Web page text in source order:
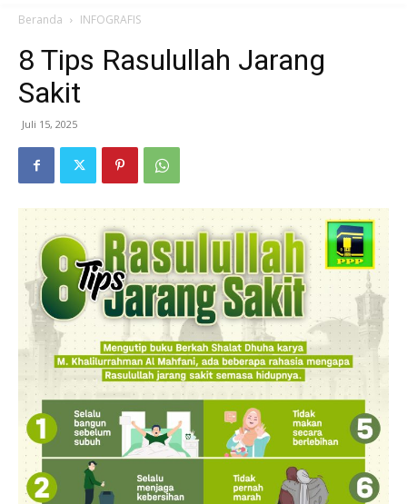
Beranda INFOGRAFIS
8 Tips Rasulullah Jarang
Sakit
Juli 15, 2025